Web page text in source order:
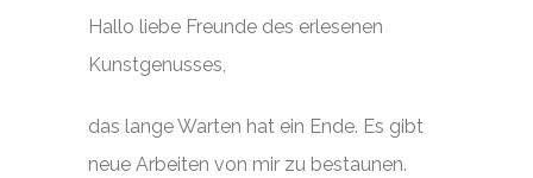
Hallo liebe Freunde des erlesenen
Kunstgenusses,
das lange Warten hat ein Ende. Es gibt
neue Arbeiten von mir zu bestaunen.